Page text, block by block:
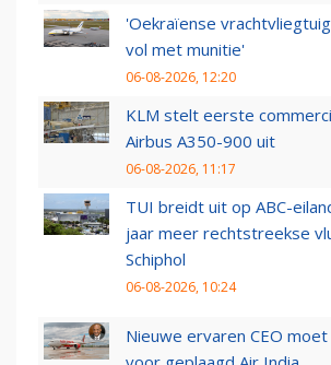
'Oekraïense
vol met munitie'
06-08-2026, 12:20
KLM stelt eerste
Airbus A350-900 uit
06-08-2026, 11:17
TUI breidt uit op ABC-
jaar meer rechtstreekse
Schiphol
06-08-2026, 10:24
Nieuwe ervaren CEO